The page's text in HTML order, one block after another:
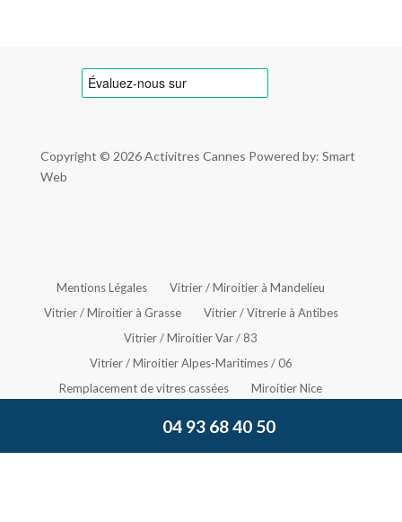
Copyright © 2026Activitres Cannes Powered by: Smart
Web
Mentions Légales
Vitrier / Miroitier à Mandelieu
Vitrier / Miroitier à Grasse
Vitrier / Vitrerie à Antibes
Vitrier / Miroitier Var / 83
Vitrier / Miroitier Alpes-Maritimes / 06
Remplacement de vitres cassées
Miroitier Nice
04 93 68 40 50